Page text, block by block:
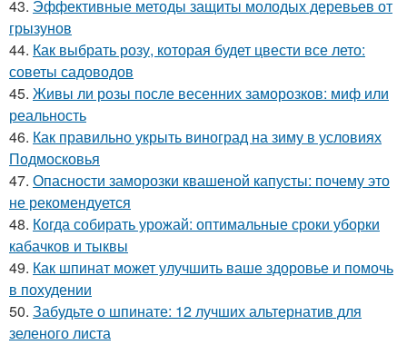
43. Эффективные методы защиты молодых деревьев от
грызунов
44. Как выбрать розу, которая будет цвести все лето:
советы садоводов
45. Живы ли розы после весенних заморозков: миф или
реальность
46. Как правильно укрыть виноград на зиму в условиях
Подмосковья
47. Опасности заморозки квашеной капусты: почему это
не рекомендуется
48. Когда собирать урожай: оптимальные сроки уборки
кабачков и тыквы
49. Как шпинат может улучшить ваше здоровье и помочь
в похудении
50. Забудьте о шпинате: 12 лучших альтернатив для
зеленого листа